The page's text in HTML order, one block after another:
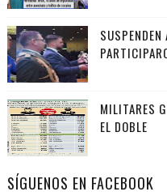
MILITARES
EL DOBLE
SÍGUENOS EN FACEBOOK